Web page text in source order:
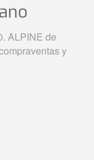
ALPINE de
y